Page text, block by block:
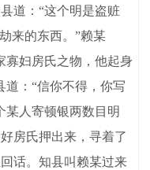
道：“这个明是盗赃
来的东西。”赖某
寡妇房氏之物，他起身
道：“信你不得，你写
某人寄顿银两数目明
房氏押出来，寻着了
话。知县叫赖某过来